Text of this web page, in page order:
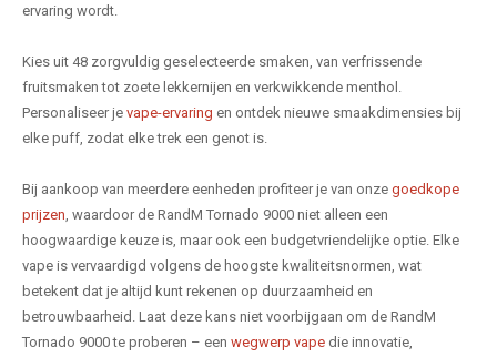
ervaring wordt.
Kies uit 48 zorgvuldig geselecteerde smaken, van verfrissende
fruitsmaken tot zoete lekkernijen en verkwikkende menthol.
Personaliseer je vape-ervaring en ontdek nieuwe smaakdimensies bij
elke puff, zodat elke trek een genot is.
Bij aankoop van meerdere eenheden profiteer je van onze goedkope
prijzen , waardoor de RandM Tornado 9000 niet alleen een
hoogwaardige keuze is, maar ook een budgetvriendelijke optie. Elke
vape is vervaardigd volgens de hoogste kwaliteitsnormen, wat
betekent dat je altijd kunt rekenen op duurzaamheid en
betrouwbaarheid. Laat deze kans niet voorbijgaan om de RandM
Tornado 9000 te proberen – een wegwerp vape die innovatie,